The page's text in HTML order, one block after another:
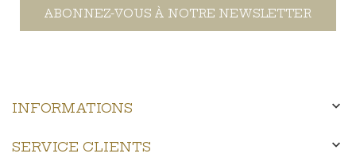
ABONNEZ-VOUS À NOTRE NEWSLETTER
INFORMATIONS 
SERVICE CLIENTS 